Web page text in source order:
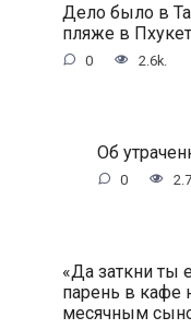
Дeлo былo в
пляжe в
0 2.6k.
Oб
0
«Дa зaткни ты
пapeнь в кaфe
мecячным